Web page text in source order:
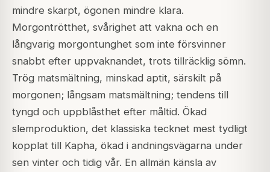
mindre skarpt, ögonen mindre klara.
Morgontrötthet, svårighet att vakna och en
långvarig morgontunghet som inte försvinner
snabbt efter uppvaknandet, trots tillräcklig sömn.
Trög matsmältning, minskad aptit, särskilt på
morgonen; långsam matsmältning; tendens till
tyngd och uppblåsthet efter måltid. Ökad
slemproduktion, det klassiska tecknet mest tydligt
kopplat till Kapha, ökad i andningsvägarna under
sen vinter och tidig vår. En allmän känsla av